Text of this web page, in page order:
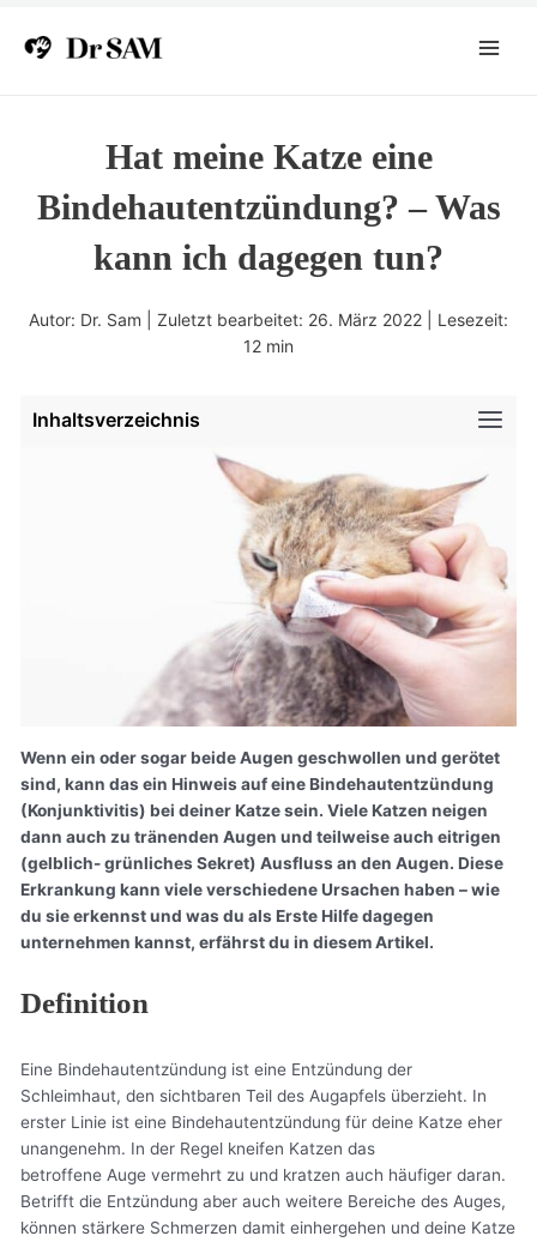
Inhalt
springen
Hat meine Katze eine
Bindehautentzündung? – Was
kann ich dagegen tun?
Autor: Dr. Sam | Zuletzt bearbeitet: 26. März 2022 | Lesezeit:
12 min
Inhaltsverzeichnis
Wenn ein oder sogar beide Augen geschwollen und gerötet
sind, kann das ein Hinweis auf eine Bindehautentzündung
(Konjunktivitis) bei deiner Katze sein. Viele Katzen neigen
dann auch zu tränenden Augen und teilweise auch eitrigen
(gelblich- grünliches Sekret) Ausfluss an den Augen. Diese
Erkrankung kann viele verschiedene Ursachen haben – wie
du sie erkennst und was du als Erste Hilfe dagegen
unternehmen kannst, erfährst du in diesem Artikel.
Definition
Eine Bindehautentzündung ist eine Entzündung der
Schleimhaut, den sichtbaren Teil des Augapfels überzieht. In
erster Linie ist eine Bindehautentzündung für deine Katze eher
unangenehm. In der Regel kneifen Katzen das
betroffene Auge vermehrt zu und kratzen auch häufiger daran.
Betrifft die Entzündung aber auch weitere Bereiche des Auges,
können stärkere Schmerzen damit einhergehen und deine Katze